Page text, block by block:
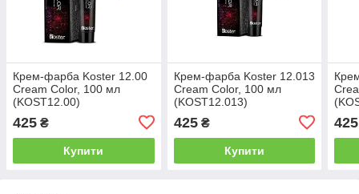
Крем-фарба Koster 12.00
Cream Color, 100 мл
(KOST12.00)
425 ₴
Купити
Крем-фарба Koster 12.013
Cream Color, 100 мл
(KOST12.013)
425₴
Купити
425